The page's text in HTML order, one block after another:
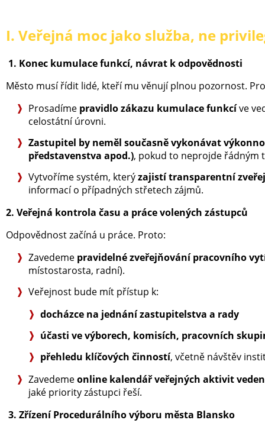
I. Veřejná moc jako služba, ne
1. Konec kumulace funkcí, návrat k odpovědnosti
Město musí řídit lidé, kteří mu věnují plnou pozornost.
Prosadíme pravidlo zákazu kumulace funkcíve
celostátní úrovni.
Zastupitel by neměl současně vykonávat
představenstva apod.), pokud to neprojde řádným
Vytvoříme systém, kterýzajistí transparentní
informací o případných střetech zájmů.
2. Veřejná kontrola času a práce volených zástupců
Odpovědnost začíná u práce. Proto:
Zavedeme pravidelné zveřejňování pracovního
místostarosta, radní).
Veřejnost bude mít přístup k:
docházce na jednání zastupitelstva a rady
účasti ve výborech, komisích, pracovních
přehledu klíčových činností, včetně návštěv
Zavedemeonline kalendář veřejných aktivit
jaké priority zástupci řeší.
3. Zřízení Procedurálního výboru města Blansko